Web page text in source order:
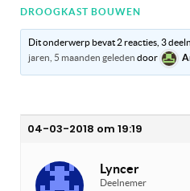
DROOGKAST BOUWEN
Dit onderwerp bevat 2 reacties, 3
jaren, 5 maanden geleden door
04-03-2018 om 19:19
Lyncer
Deelnemer